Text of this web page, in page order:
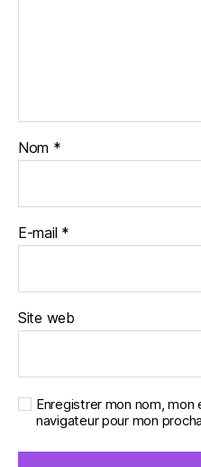
Nom *
E-mail *
Site web
Enregistrer mon nom,
navigateur pour mon